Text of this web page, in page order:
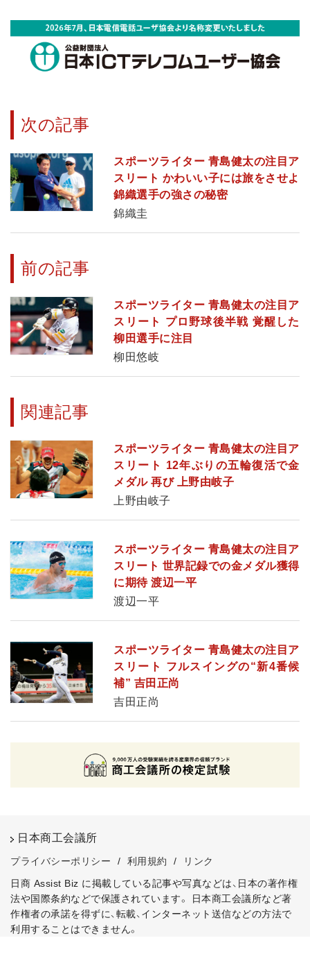
次の記事
スポーツライター 青島健太の注目ア
スリート かわいい子には旅をさせよ
錦織選手の強さの秘密
錦織圭
前の記事
スポーツライター 青島健太の注目ア
スリート プロ野球後半戦 覚醒した
柳田選手に注目
柳田悠岐
関連記事
スポーツライター 青島健太の注目ア
スリート 12年ぶりの五輪復活で金
メダル 再び 上野由岐子
上野由岐子
スポーツライター 青島健太の注目ア
スリート 世界記録での金メダル獲得
に期待 渡辺一平
渡辺一平
スポーツライター 青島健太の注目ア
スリート フルスイングの“新4番候
補” 吉田正尚
吉田正尚
日本商工会議所
プライバシーポリシー / 利用規約 /
リンク
日商 Assist Biz に掲載している記事や写真などは、日本の著作権
法や国際条約などで保護されています。
日本商工会議所など著
作権者の承諾を得ずに、転載、インターネット送信などの方法で
利用することはできません。